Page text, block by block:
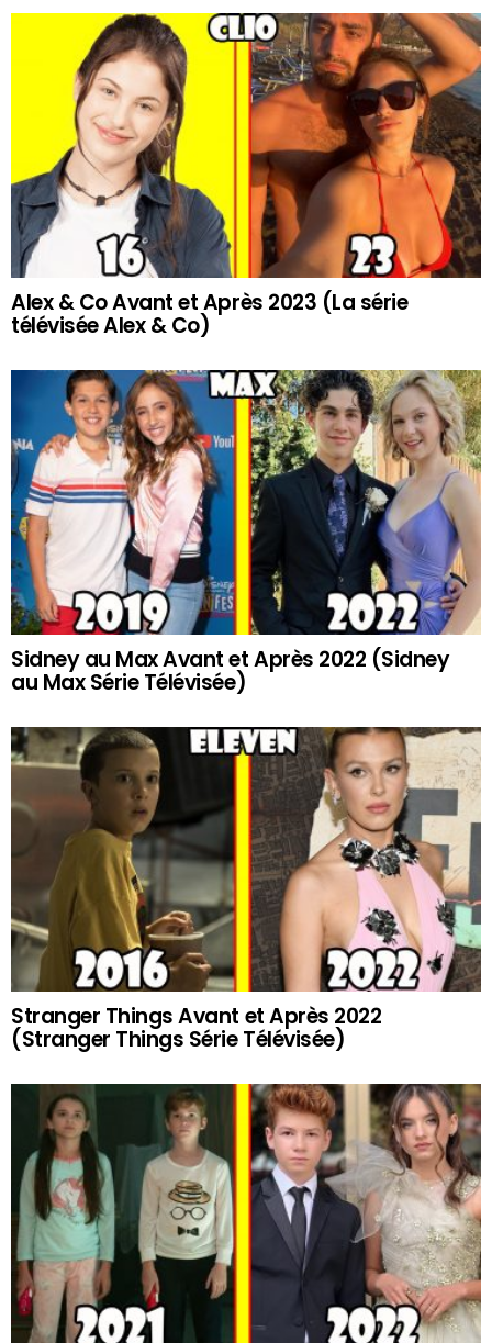
Alex & Co Avant et Après 2023 (La série
télévisée Alex & Co)
Sidney au Max Avant et Après 2022 (Sidney
au Max Série Télévisée)
Stranger Things Avant et Après 2022
(Stranger Things Série Télévisée)